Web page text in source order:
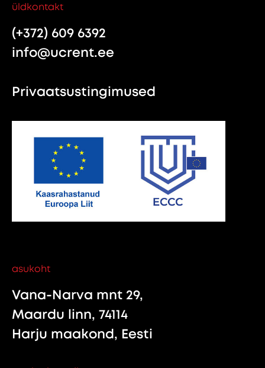
üldkontakt
(+372) 609 6392
info@ucrent.ee
Privaatsustingimused
asukoht
Vana-Narva mnt 29,
Maardu linn, 74114
Harju maakond, Eesti